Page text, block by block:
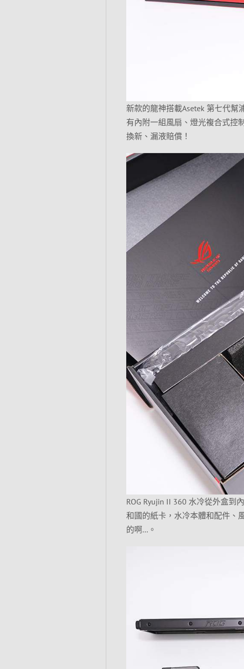
新款的龍神搭載Asetek 第七代幫
有內附一組風扇、燈光複合式控
換新、漏液賠償！
ROG Ryujin II 360 水冷從外盒到
和國的紙卡，水冷本體和配件、
的啊…。